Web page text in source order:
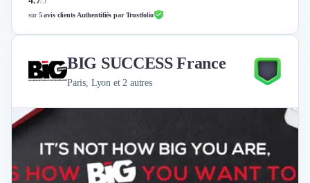
sur5 avis clients Authentifiés par Trustfolio
BIG SUCCESS France
Paris, Lyon et 2 autres